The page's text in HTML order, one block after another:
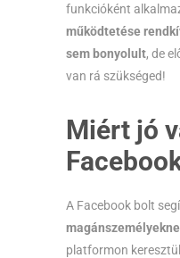
funkcióként
működtetése
sem bonyolult, de
van rá szükséged!
Miért jó
A Facebook bolt
platformon